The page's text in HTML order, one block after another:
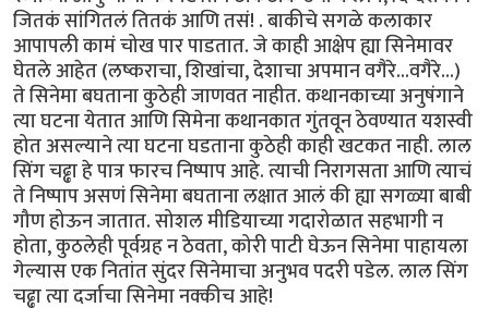
जितकं सांगितलं तितकं आणि तसं! . बाकीचे सगळे कलाकार
आपापली कामं चोख पार पाडतात. जे काही आक्षेप ह्या सिनेमावर
घेतले आहेत (लष्कराचा, शिखांचा, देशाचा अपमान वगैरे...वगैरे...)
ते सिनेमा बघताना कुठेही जाणवत नाहीत. कथानकाच्या अनुषंगाने
त्या घटना येतात आणि सिमेना कथानकात गुंतवून ठेवण्यात यशस्वी
होत असल्याने त्या घटना घडताना कुठेही काही खटकत नाही. लाल
सिंग चढ्ढा हे पात्र फारच निष्पाप आहे. त्याची निरागसता आणि त्याचं
ते निष्पाप असणं सिनेमा बघताना लक्षात आलं की ह्या सगळ्या बाबी
गौण होऊन जातात. सोशल मीडियाच्या गदारोळात सहभागी न
होता, कुठलेही पूर्वग्रह न ठेवता, कोरी पाटी घेऊन सिनेमा पाहायला
गेल्यास एक नितांत सुंदर सिनेमाचा अनुभव पदरी पडेल. लाल सिंग
चढ्ढा त्या दर्जाचा सिनेमा नक्कीच आहे!